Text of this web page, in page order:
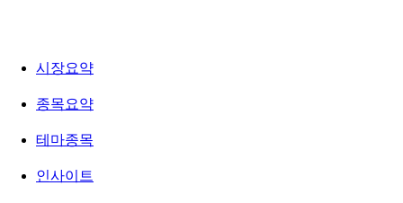
시장요약
종목요약
테마종목
인사이트